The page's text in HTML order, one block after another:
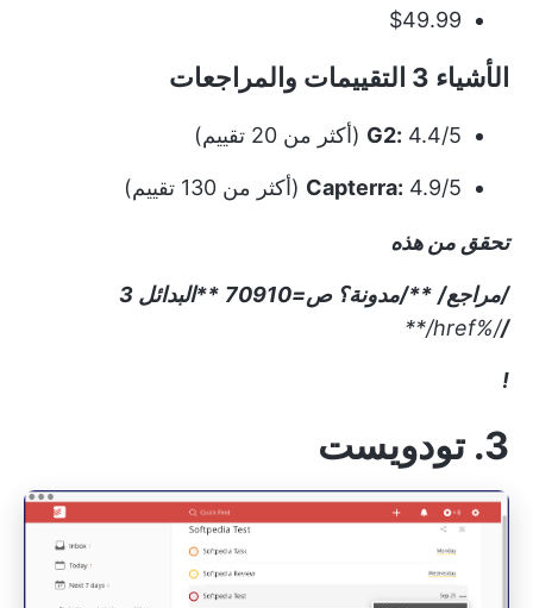
$49.99
الأشياء 3 التقييمات والمراجعات
G2: 4.4/5 (أكثر من 20 تقييم)
Capterra: 4.9/5 (أكثر من 130 تقييم)
تحقق من هذه
/مراجع/ **/مدونة؟ ص=70910
**البدائل 3
/
/%href/**
!
3. تودويست